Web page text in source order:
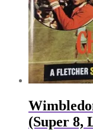
(Super 8,